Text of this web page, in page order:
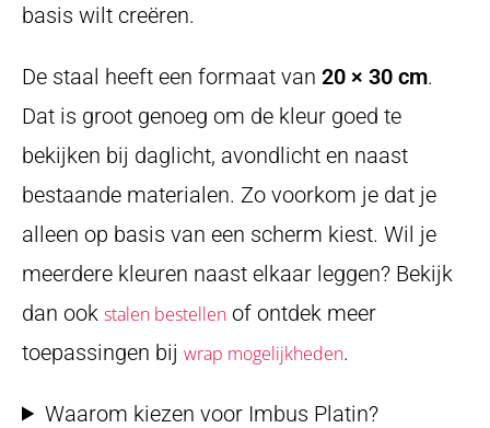
basis wilt creëren.
De staal heeft een formaat van 20 × 30 cm.
Dat is groot genoeg om de kleur goed te
bekijken bij daglicht, avondlicht en naast
bestaande materialen. Zo voorkom je dat je
alleen op basis van een scherm kiest. Wil je
meerdere kleuren naast elkaar leggen? Bekijk
dan ook stalen bestellen of ontdek meer
toepassingen bij wrap mogelijkheden.
Waarom kiezen voor Imbus Platin?